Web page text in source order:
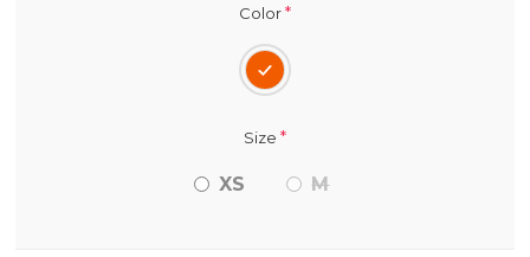
Color*
Size *
XS M